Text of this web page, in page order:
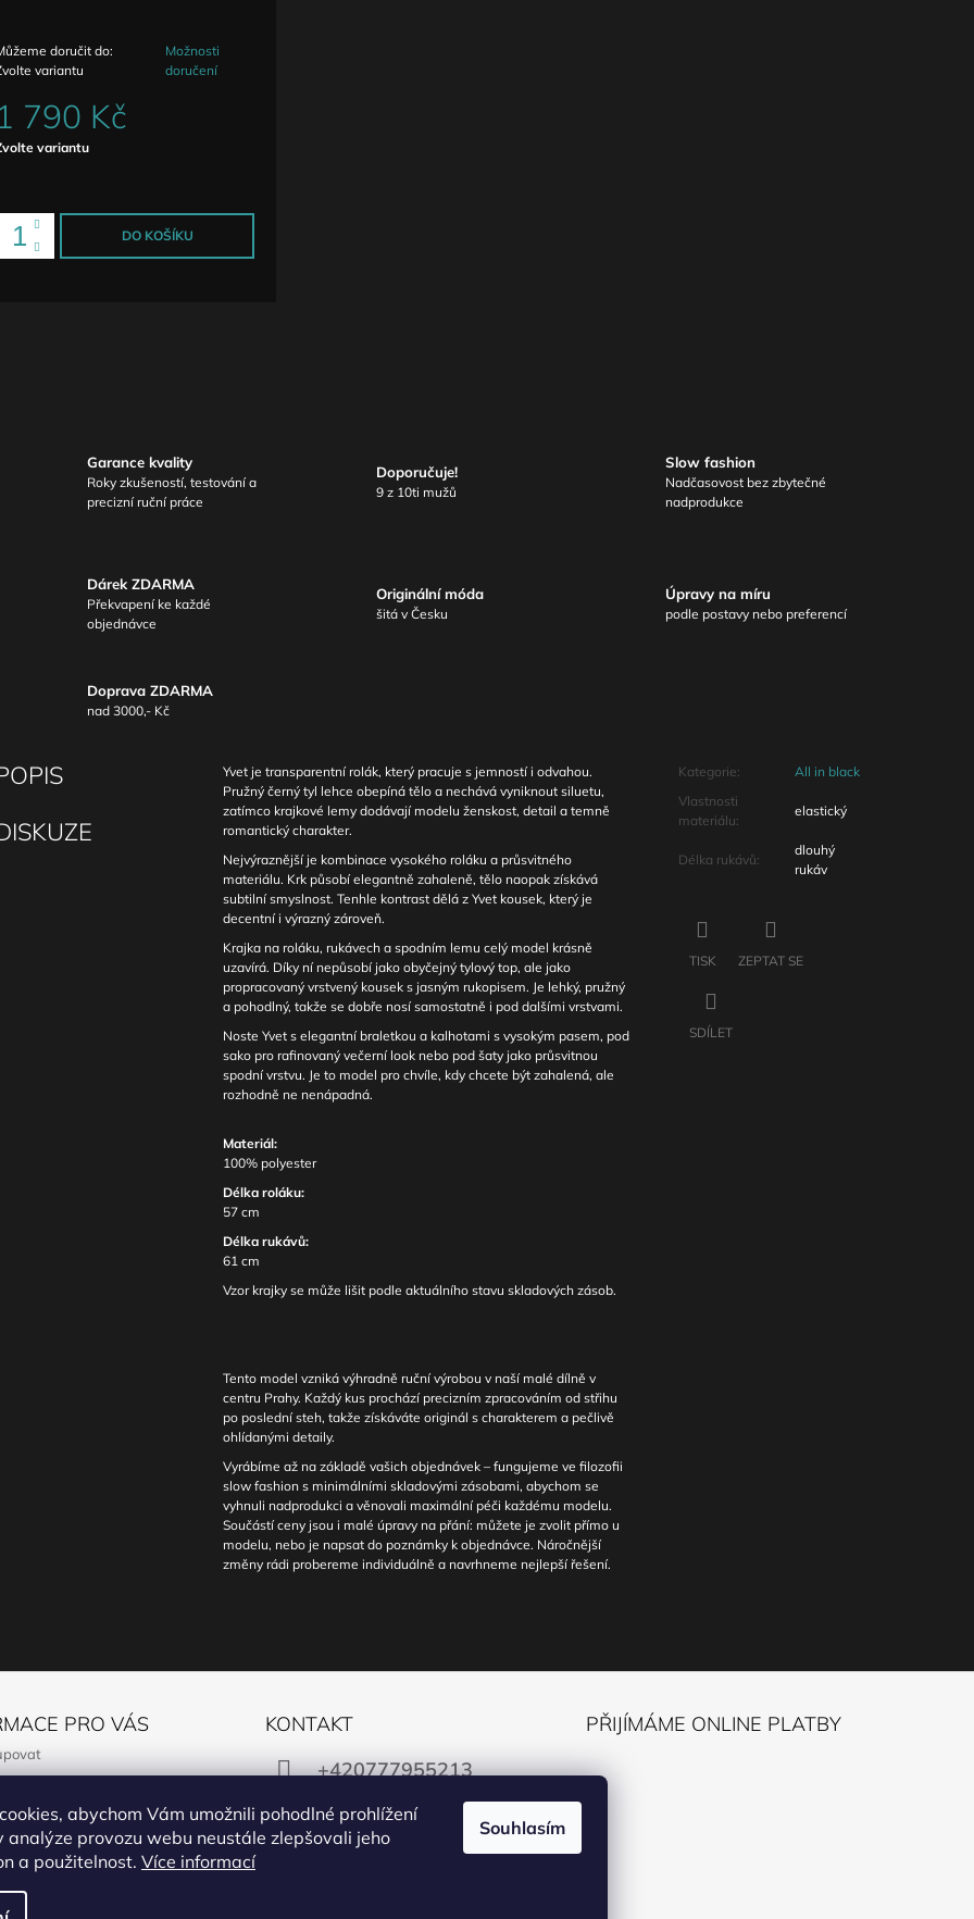
abychom Vám umožnili pohodlné prohlížení
analýze provozu webu neustále zlepšovali jeho
a použitelnost. Více informací
Souhlasím
doručit do:
variantu
Možnosti
doručení
1 790 Kč
variantu
DO KOŠÍKU
Garance kvality
Roky zkušeností, testování a
precizní ruční práce
Doporučuje!
9 z 10ti mužů
Slow fashion
Nadčasovost bez zbytečné
nadprodukce
Dárek ZDARMA
Překvapení ke každé
objednávce
Originální móda
šitá v Česku
Úpravy na míru
podle postavy nebo preferencí
Doprava ZDARMA
nad 3000,- Kč
Yvet je transparentní rolák, který pracuje s jemností i odvahou.
Pružný černý tyl lehce obepíná tělo a nechává vyniknout siluetu,
zatímco krajkové lemy dodávají modelu ženskost, detail a temně
romantický charakter.
Nejvýraznější je kombinace vysokého roláku a průsvitného
materiálu. Krk působí elegantně zahaleně, tělo naopak získává
subtilní smyslnost. Tenhle kontrast dělá z Yvet kousek, který je
decentní i výrazný zároveň.
Krajka na roláku, rukávech a spodním lemu celý model krásně
uzavírá. Díky ní nepůsobí jako obyčejný tylový top, ale jako
propracovaný vrstvený kousek s jasným rukopisem. Je lehký, pružný
a pohodlný, takže se dobře nosí samostatně i pod dalšími vrstvami.
Noste Yvet s elegantní braletkou a kalhotami s vysokým pasem, pod
sako pro rafinovaný večerní look nebo pod šaty jako průsvitnou
spodní vrstvu. Je to model pro chvíle, kdy chcete být zahalená, ale
rozhodně ne nenápadná.
Materiál:
100% polyester
Délka roláku:
57 cm
Délka rukávů:
61 cm
Vzor krajky se může lišit podle aktuálního stavu skladových zásob.
Tento model vzniká výhradně ruční výrobou v naší malé dílně v
centru Prahy. Každý kus prochází precizním zpracováním od střihu
po poslední steh, takže získáváte originál s charakterem a pečlivě
ohlídanými detaily.
Vyrábíme až na základě vašich objednávek – fungujeme ve filozofii
slow fashion s minimálními skladovými zásobami, abychom se
vyhnuli nadprodukci a věnovali maximální péči každému modelu.
Součástí ceny jsou i malé úpravy na přání: můžete je zvolit přímo u
modelu, nebo je napsat do poznámky k objednávce. Náročnější
změny rádi probereme individuálně a navrhneme nejlepší řešení.
Kategorie:
All in black
Vlastnosti
materiálu:
elastický
Délka rukávů:
dlouhý
rukáv
TISK ZEPTAT SE
SDÍLET
PRO VÁS
ochrany osobních údajů
na odstoupení od smlouvy
formulář
KONTAKT
+420777955213
obchod@manon.black
PŘIJÍMÁME ONLINE PLATBY